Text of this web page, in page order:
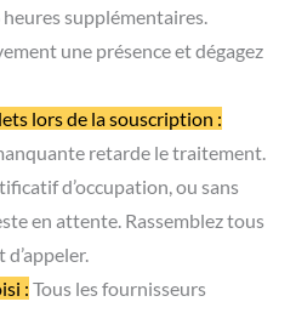
des avantages de passer par
avons accès à des canaux
end.
sur la mise en service